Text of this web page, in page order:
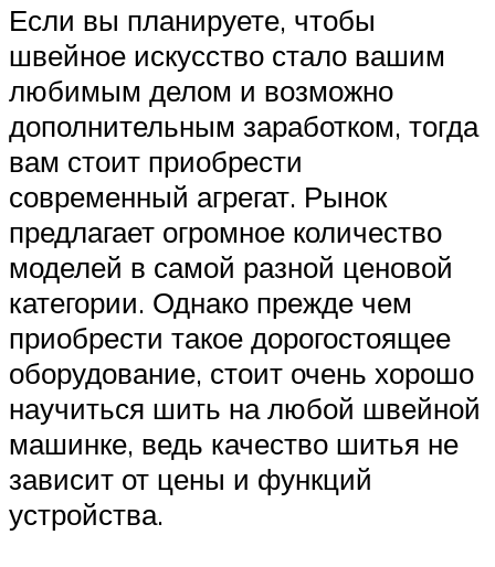
Если вы планируете, чтобы
швейное искусство стало вашим
любимым делом и возможно
дополнительным заработком, тогда
вам стоит приобрести
современный агрегат. Рынок
предлагает огромное количество
моделей в самой разной ценовой
категории. Однако прежде чем
приобрести такое дорогостоящее
оборудование, стоит очень хорошо
научиться шить на любой швейной
машинке, ведь качество шитья не
зависит от цены и функций
устройства.